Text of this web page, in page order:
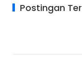
Postingan